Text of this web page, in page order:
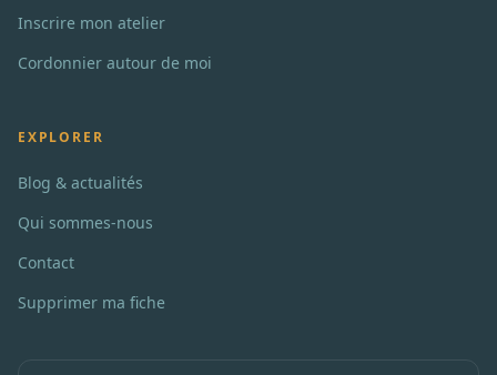
Inscrire mon atelier
Cordonnier autour de moi
EXPLORER
Blog & actualités
Qui sommes-nous
Contact
Supprimer ma fiche